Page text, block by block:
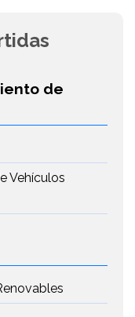
de
Vehículos